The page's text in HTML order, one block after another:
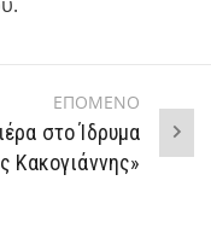
ΕΠΟΜΕΝΟ
στο Ίδρυμα
Κακογιάννης»